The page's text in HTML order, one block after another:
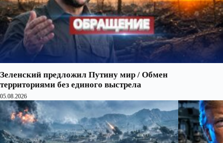
Зеленский предложил Путину мир / Обмен
территориями без единого выстрела
05.08.2026